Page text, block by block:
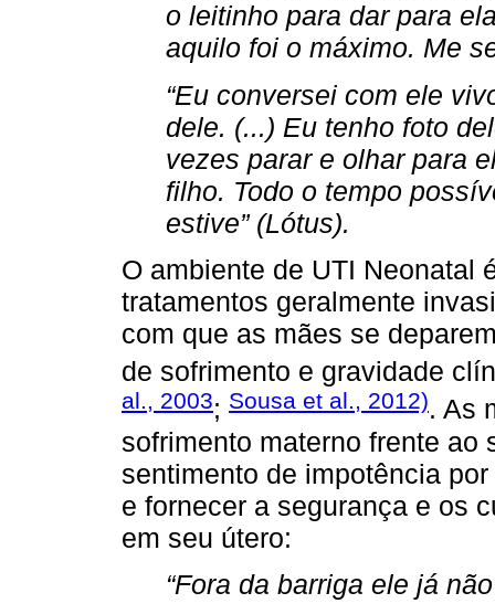
o leitinho para dar para
aquilo foi o máximo. Me
“Eu conversei com ele
dele. (...) Eu tenho foto
vezes parar e olhar para
filho. Todo o tempo
estive” (Lótus).
O ambiente de UTI Neonatal
tratamentos geralmente
com que as mães se
de sofrimento e gravidade
al., 2003; Sousa et al., 2012). As
sofrimento materno frente ao
sentimento de impotência
e fornecer a segurança e os
em seu útero:
“Fora da barriga ele já